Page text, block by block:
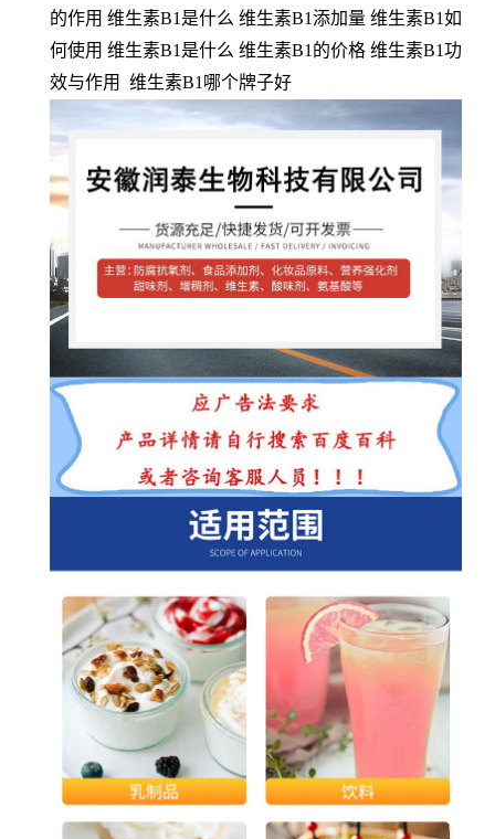
的作用 维生素B1是什么 维生素B1添加量 维生素B1如
何使用 维生素B1是什么 维生素B1的价格 维生素B1功
效与作用 维生素B1哪个牌子好